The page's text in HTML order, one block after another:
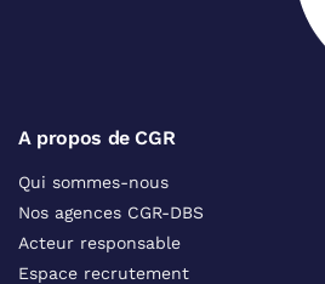
A propos de CGR
Qui sommes-nous
Nos agences CGR-DBS
Acteur responsable
Espace recrutement